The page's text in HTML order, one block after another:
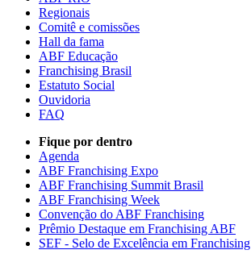
Regionais
Comitê e comissões
Hall da fama
ABF Educação
Franchising Brasil
Estatuto Social
Ouvidoria
FAQ
Fique por dentro
Agenda
ABF Franchising Expo
ABF Franchising Summit Brasil
ABF Franchising Week
Convenção do ABF Franchising
Prêmio Destaque em Franchising ABF
SEF - Selo de Excelência em Franchising